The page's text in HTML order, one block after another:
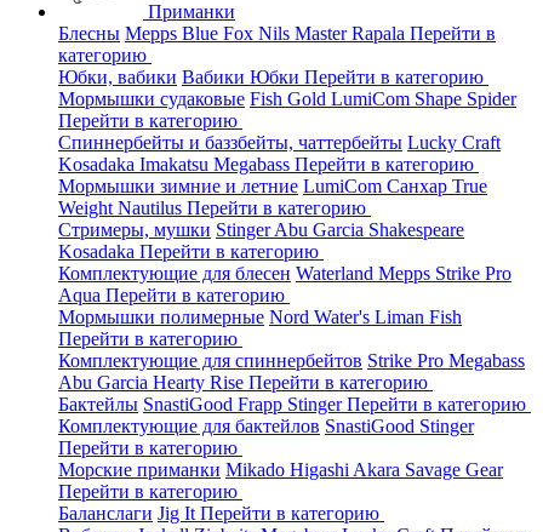
Приманки
Блесны Mepps Blue Fox Nils MasterRapala Перейти в
категорию
Юбки, вабики Вабики Юбки Перейти в категорию
Мормышки судаковые Fish Gold LumiCom Shape Spider
Перейти в категорию
Спиннербейты и баззбейты, чаттербейты Lucky Craft
Kosadaka Imakatsu Megabass Перейти в категорию
Мормышки зимние и летние LumiCom Санхар True
Weight Nautilus Перейти в категорию
Стримеры, мушки StingerAbu Garcia Shakespeare
Kosadaka Перейти в категорию
Комплектующие для блесен Waterland Mepps Strike Pro
Aqua Перейти в категорию
Мормышки полимерные Nord Water's Liman Fish
Перейти в категорию
Комплектующие для спиннербейтов Strike Pro Megabass
Abu Garcia Hearty Rise Перейти в категорию
Бактейлы SnastiGood Frapp StingerПерейти в категорию
Комплектующие для бактейлов SnastiGood Stinger
Перейти в категорию
Морские приманки Mikado Higashi Akara Savage Gear
Перейти в категорию
Баланслаги Jig It Перейти в категорию